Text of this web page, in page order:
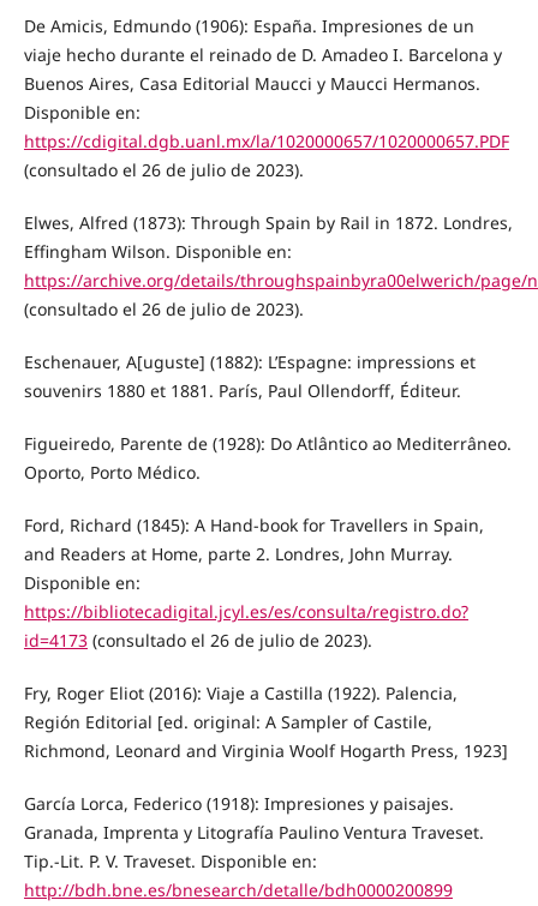
De Amicis, Edmundo (1906): España. Impresiones de un
viaje hecho durante el reinado de D. Amadeo I. Barcelona y
Buenos Aires, Casa Editorial Maucci y Maucci Hermanos.
Disponible en:
https://cdigital.dgb.uanl.mx/la/1020000657/1020000657.PDF
(consultado el 26 de julio de 2023).
Elwes, Alfred (1873): Through Spain by Rail in 1872. Londres,
Effingham Wilson. Disponible en:
https://archive.org/details/throughspainbyra00elwerich/page/
(consultado el 26 de julio de 2023).
Eschenauer, A[uguste] (1882): L’Espagne: impressions et
souvenirs 1880 et 1881. París, Paul Ollendorff, Éditeur.
Figueiredo, Parente de (1928): Do Atlântico ao Mediterrâneo.
Oporto, Porto Médico.
Ford, Richard (1845): A Hand-book for Travellers in Spain,
and Readers at Home, parte 2. Londres, John Murray.
Disponible en:
https://bibliotecadigital.jcyl.es/es/consulta/registro.do?
id=4173(consultado el 26 de julio de 2023).
Fry, Roger Eliot (2016): Viaje a Castilla (1922). Palencia,
Región Editorial [ed. original: A Sampler of Castile,
Richmond, Leonard and Virginia Woolf Hogarth Press, 1923]
García Lorca, Federico (1918): Impresiones y paisajes.
Granada, Imprenta y Litografía Paulino Ventura Traveset.
Tip.-Lit. P. V. Traveset. Disponible en:
http://bdh.bne.es/bnesearch/detalle/bdh0000200899